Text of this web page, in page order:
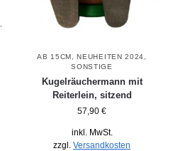
AB 15CM ,NEUHEITEN 2024
SONSTIGE
Kugelräuchermann mit
Reiterlein, sitzend
57,90 €
inkl. MwSt.
zzgl. Versandkosten